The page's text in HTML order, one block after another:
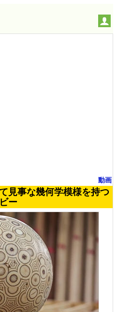
動画
見事な幾何学模様を持つ
ー